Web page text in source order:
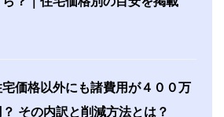
宅価格以外にも諸費用が４００万
？ その内訳と削減方法とは？